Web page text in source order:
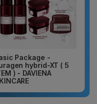
Package -
hybrid-XT ( 5
) - DAVIENA